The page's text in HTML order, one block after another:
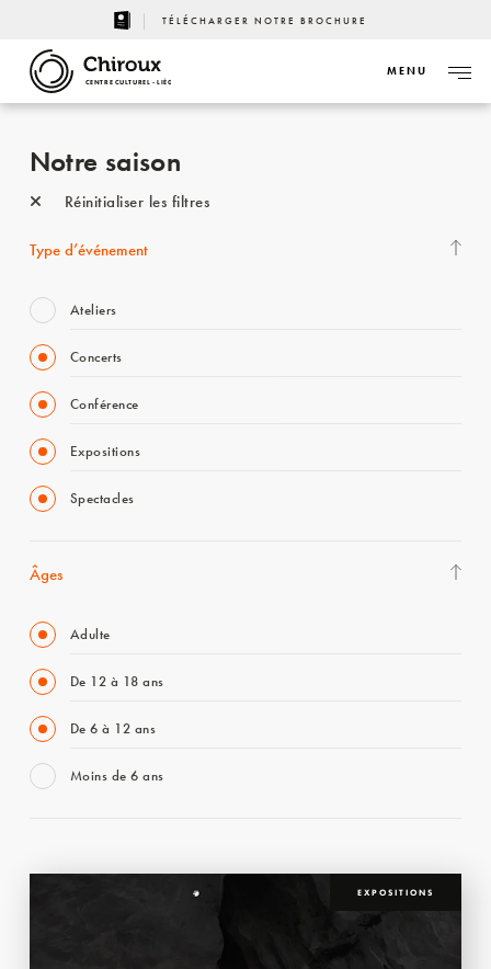
TÉLÉCHARGER NOTRE BROCHURE
CENTRE CULTUREL - LIÈGE
MENU
Notre saison
Réinitialiser les filtres
Type d’événement
Ateliers
Concerts
Conférence
Expositions
Spectacles
Âges
Adulte
De 12 à 18 ans
De 6 à 12 ans
Moins de 6 ans
EXPOSITIONS